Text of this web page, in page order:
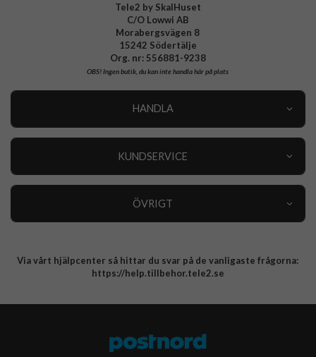
Tele2 by SkalHuset
C/O Lowwi AB
Morabergsvägen 8
15242 Södertälje
Org. nr: 556881-9238
OBS!Ingen butik, du kan inte handla här på plats
HANDLA
KUNDSERVICE
ÖVRIGT
Integritetspolicy
Via vårt hjälpcenter så hittar du svar på de vanligaste frågorna:
https://help.tillbehor.tele2.se